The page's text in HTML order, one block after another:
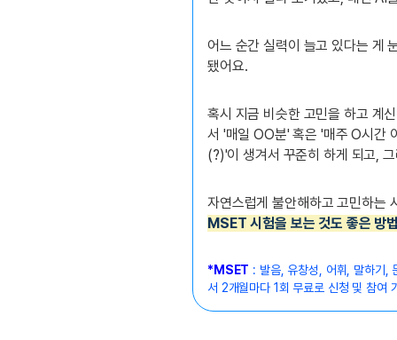
어느 순간 실력이 늘고 있다는 게
됐어요.
혹시 지금 비슷한 고민을 하고 계
서 '매일 OO분' 혹은 '매주 O시간
(?)'이 생겨서 꾸준히 하게 되고,
자연스럽게 불안해하고 고민하는
MSET 시험을 보는 것도 좋은 방
*MSET : 발음,유창성, 어휘, 말하기,
서 2개월마다 1회 무료로 신청 및 참여